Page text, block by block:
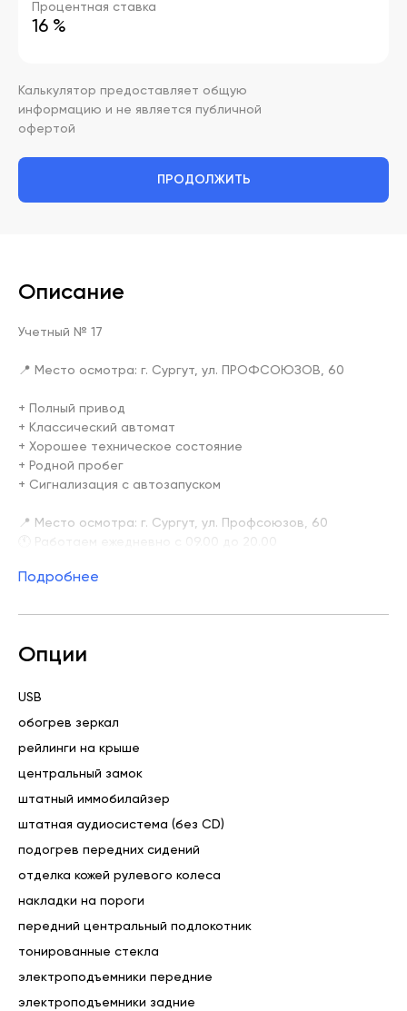
Процентная ставка
16 %
Калькулятор предоставляет общую
информацию и не является публичной
офертой
ПРОДОЛЖИТЬ
Описание
Учетный № 17
📍 Место осмотра: г. Сургут, ул. ПРОФСОЮЗОВ, 60
+ Полный привод
+ Классический автомат
+ Хорошее техническое состояние
+ Родной пробег
+ Сигнализация с автозапуском
📍 Место осмотра: г. Сургут, ул. Профсоюзов, 60
🕚 Работаем ежедневно с 09.00 до 20.00
✅ Юридическую чистоту сделки ( проверка каждого
ареста, залога, наложения каких- либо ограничений);
✅ Возможность пройти тест- драйв;
проверку приобретаемого автомобиля;
🤝 Обмен по системе Trade- In ( как на новый автомобиль
так и на автомобиль с пробегом);
👍 Комиссионную продажу от 20 000 рублей
📝Страхование ОСАГО, КАСКО, РУД, Карта Помощи на
дорогах
📍 Место осмотра: г. Сургут, ул. ПРОФСОЮЗОВ, 60
Подробнее
Опции
USB
обогрев зеркал
рейлинги на крыше
центральный замок
штатный иммобилайзер
штатная аудиосистема (без CD)
подогрев передних сидений
отделка кожей рулевого колеса
накладки на пороги
передний центральный подлокотник
тонированные стекла
электроподъемники передние
электроподъемники задние